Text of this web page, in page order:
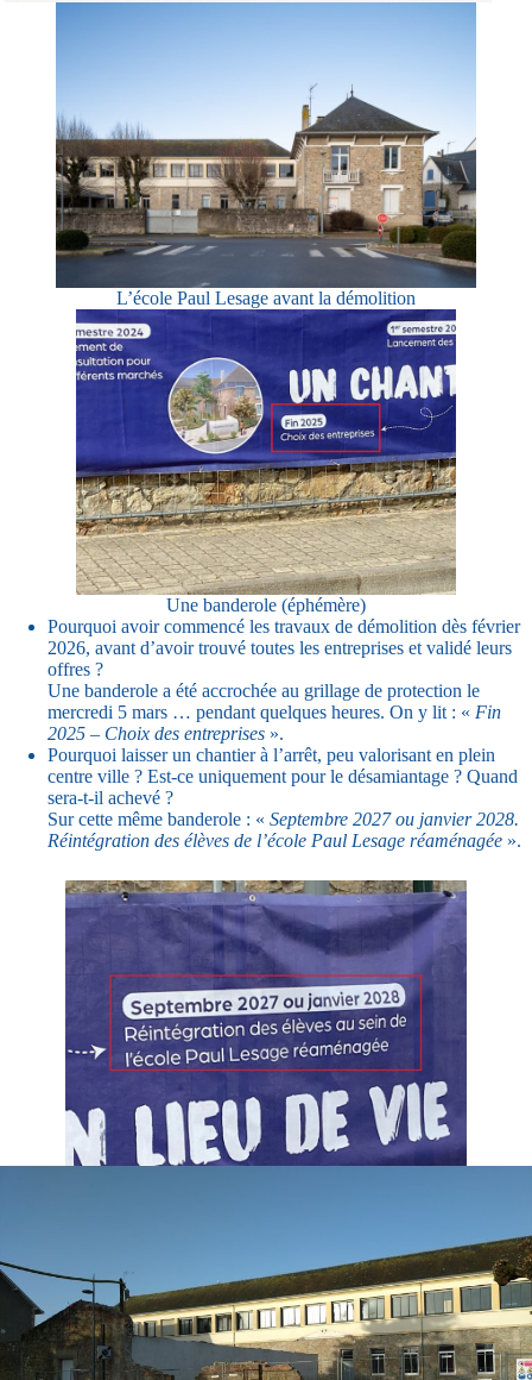
L’école Paul Lesage avant la démolition
Une banderole (éphémère)
Pourquoi avoir commencé les travaux de démolition dès février
2026, avant d’avoir trouvé toutes les entreprises et validé leurs
offres ?
Une banderole a été accrochée au grillage de protection le
mercredi 5 mars … pendant quelques heures. On y lit : « Fin
2025 – Choix des entreprises ».
Pourquoi laisser un chantier à l’arrêt, peu valorisant en plein
centre ville ? Est-ce uniquement pour le désamiantage ? Quand
sera-t-il achevé ?
Sur cette même banderole : « Septembre 2027 ou janvier 2028.
Réintégration des élèves de l’école Paul Lesage réaménagée ».